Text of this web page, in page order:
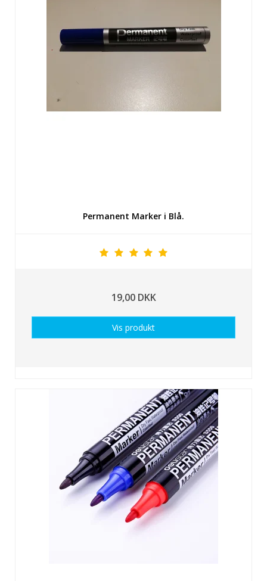
Permanent Marker i Blå.
19,00 DKK
Vis produkt